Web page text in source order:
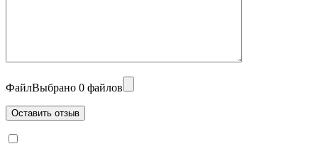
ФайлВыбрано 0 файлов